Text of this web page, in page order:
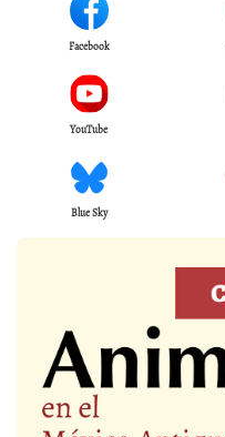
Facebook
YouTube
Blue Sky